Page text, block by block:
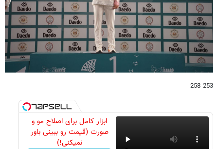
253 258
ابزار کامل برای اصلاح مو و
صورت (قیمت رو ببینی باور
نمیکنی!)